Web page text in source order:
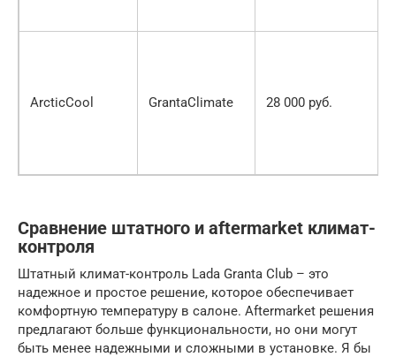
ArcticCool GrantaClimate 28 000 руб.
Сравнение штатного и aftermarket климат-
контроля
Штатный климат-контроль Lada Granta Club – это
надежное и простое решение, которое обеспечивает
комфортную температуру в салоне. Aftermarket решения
предлагают больше функциональности, но они могут
быть менее надежными и сложными в установке. Я бы